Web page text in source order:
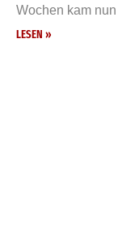
Wochen kam
LESEN »